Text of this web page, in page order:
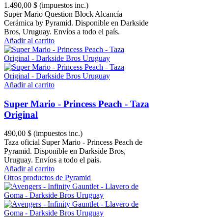
1.490,00 $ (impuestos inc.)
Super Mario Question Block Alcancía
Cerámica by Pyramid. Disponible en Darkside
Bros, Uruguay. Envíos a todo el país.
Añadir al carrito
Añadir al carrito
Super Mario - Princess Peach - Taza
Original
490,00 $ (impuestos inc.)
Taza oficial Super Mario - Princess Peach de
Pyramid. Disponible en Darkside Bros,
Uruguay. Envíos a todo el país.
Añadir al carrito
Otros productos de Pyramid